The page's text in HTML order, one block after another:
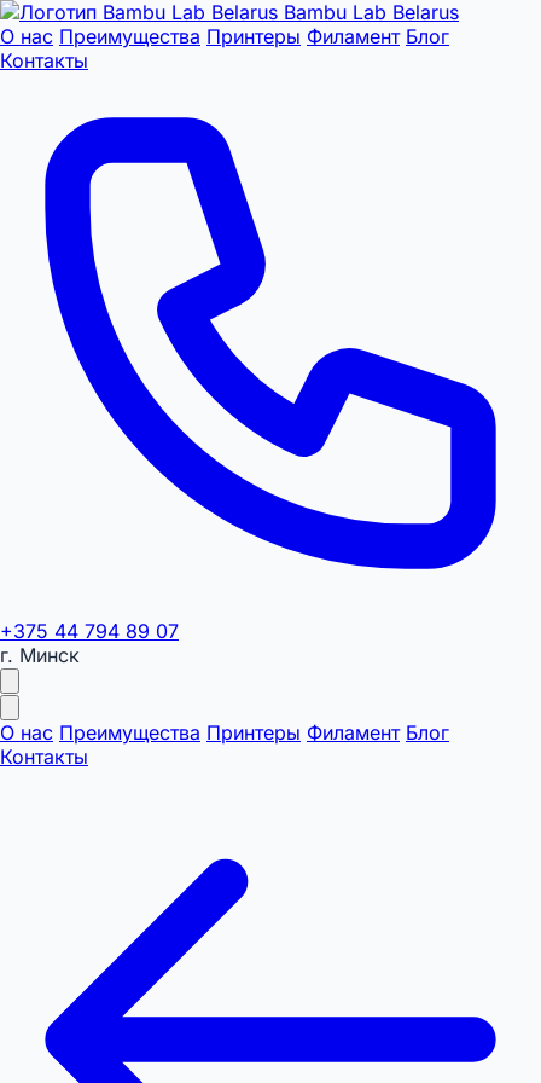
Bambu Lab Belarus
О нас Преимущества Принтеры Филамент Блог
Контакты
+375 44 794 89 07
г. Минск
О нас Преимущества Принтеры Филамент Блог
Контакты